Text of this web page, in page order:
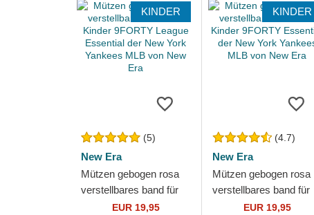
KINDER
(5)
New Era
Mützen gebogen rosa
verstellbares band für
Kinder 9FORTY League
EUR 19,95
KINDER
(4.7)
New Era
Mützen gebogen rosa
verstellbares band für
Kinder 9FORTY
EUR 19,95